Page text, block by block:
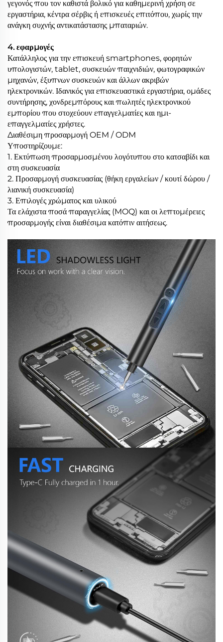
γεγονός που τον καθιστά βολικό για καθημερινή χρήση σε
εργαστήρια, κέντρα σέρβις ή επισκευές επιτόπου, χωρίς την
ανάγκη συχνής αντικατάστασης μπαταριών.
4. εφαρμογές
Κατάλληλος για την επισκευή smartphones, φορητών
υπολογιστών, tablet, συσκευών παιχνιδιών, φωτογραφικών
μηχανών, έξυπνων συσκευών και άλλων ακριβών
ηλεκτρονικών. Ιδανικός για επισκευαστικά εργαστήρια, ομάδες
συντήρησης, χονδρεμπόρους και πωλητές ηλεκτρονικού
εμπορίου που στοχεύουν επαγγελματίες και ημι-
επαγγελματίες χρήστες.
Διαθέσιμη προσαρμογή OEM / ODM
Υποστηρίζουμε:
1. Εκτύπωση προσαρμοσμένου λογότυπου στο κατσαβίδι και
στη συσκευασία
2. Προσαρμογή συσκευασίας (θήκη εργαλείων / κουτί δώρου /
λιανική συσκευασία)
3. Επιλογές χρώματος και υλικού
Τα ελάχιστα ποσά παραγγελίας (MOQ) και οι λεπτομέρειες
προσαρμογής είναι διαθέσιμα κατόπιν αιτήσεως.